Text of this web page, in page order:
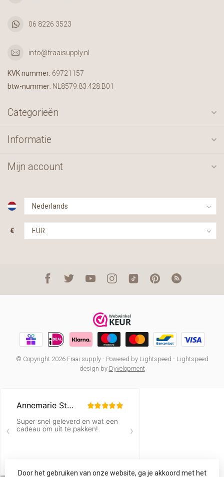
06 8226 3523
info@fraaisupply.nl
KVK nummer: 69721157
btw-nummer: NL8579.83.428.B01
Categorieën
Informatie
Mijn account
€
© Copyright 2026 Fraai supply- Powered by Lightspeed - Lightspeed
design by Dyvelopment
Door het gebruiken van onze website, ga je akkoord met het